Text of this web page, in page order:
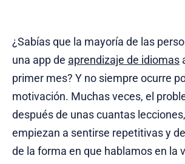
¿Sabías que la mayoría de las
una app de aprendizaje de idiomas
primer mes? Y no siempre ocurre
motivación. Muchas veces, el
después de unas cuantas
empiezan a sentirse repetitivas y
de la forma en que hablamos en la